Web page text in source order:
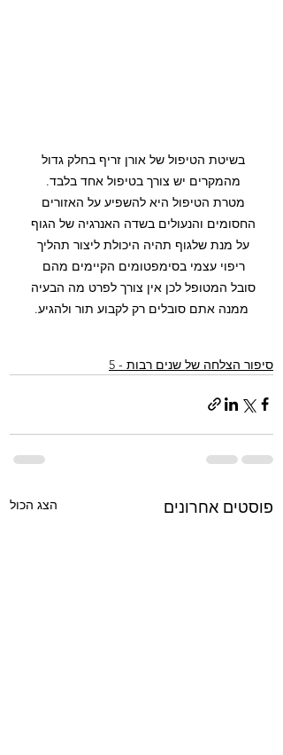
בשיטת הטיפול של אורן זריף בחלק גדול
מהמקרים יש צורך בטיפול אחד בלבד.
מטרת הטיפול היא להשפיע על האזורים
החסומים והנעולים בשדה האנרגיה של הגוף
על מנת שלגוף תהיה היכולת ליצור תהליך
ריפוי עצמי בסימפטומים הקיימים מהם
סובל המטופל לכן אין צורך לפרט מה הבעיה
ממנה אתם סובלים רק לקבוע תור ולהגיע.
סיפור הצלחה של שנים רבות - 5
פוסטים אחרונים הצג הכול